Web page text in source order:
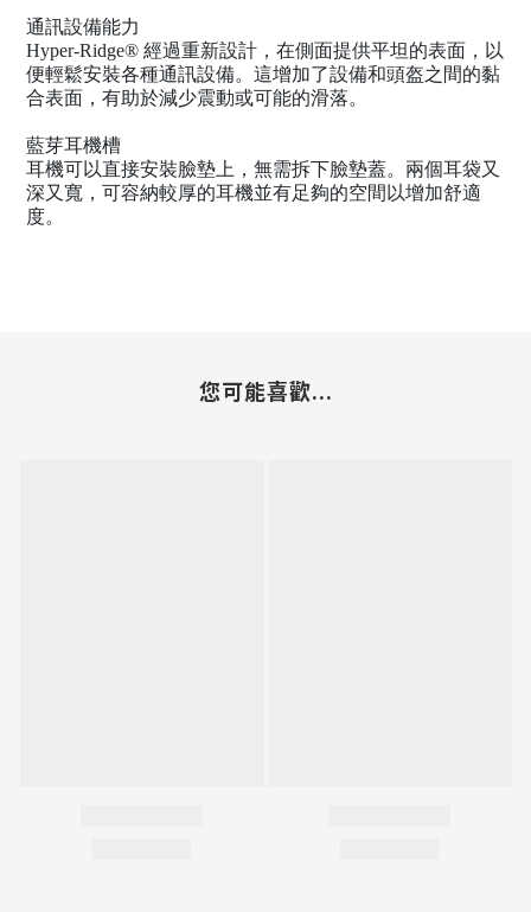
通訊設備能力
Hyper-Ridge® 經過重新設計，在側面提供平坦的表面，以
便輕鬆安裝各種通訊設備。這增加了設備和頭盔之間的黏
合表面，有助於減少震動或可能的滑落。
藍芽耳機槽
耳機可以直接安裝臉墊上，無需拆下臉墊蓋。兩個耳袋又
深又寬，可容納較厚的耳機並有足夠的空間以增加舒適
度。
您可能喜歡...